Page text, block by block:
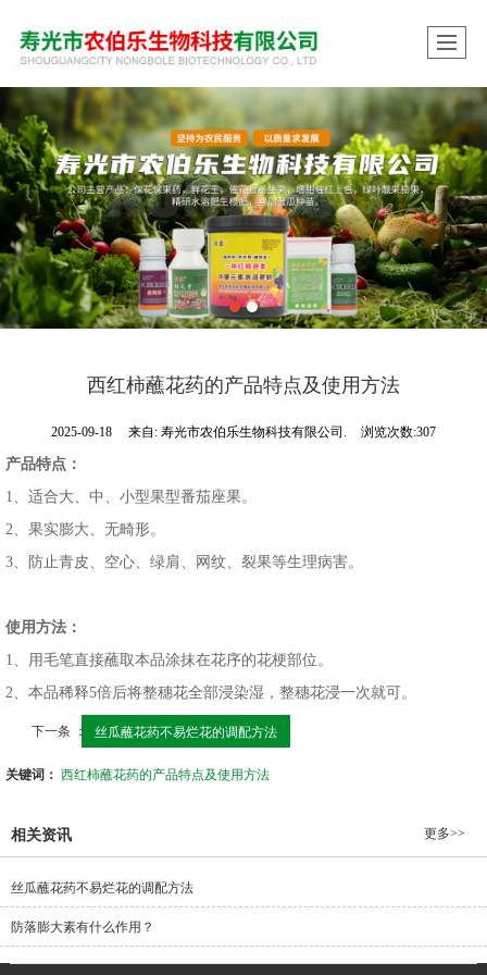
西红柿蘸花药的产品特点及使用方法
2025-09-18 来自:寿光市农伯乐生物科技有限公司. 浏览次数:307
产品特点：
1、适合大、中、小型果型番茄座果。
2、果实膨大、无畸形。
3、防止青皮、空心、绿肩、网纹、裂果等生理病害。
使用方法：
1、用毛笔直接蘸取本品涂抹在花序的花梗部位。
2、本品稀释5倍后将整穗花全部浸染湿，整穗花浸一次就可。
下一条 ： 丝瓜蘸花药不易烂花的调配方法
关键词： 西红柿蘸花药的产品特点及使用方法
相关资讯 更多>>
丝瓜蘸花药不易烂花的调配方法
防落膨大素有什么作用？